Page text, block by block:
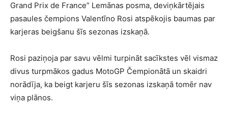
Grand Prix de France” Lemānas posma, deviņkārtējais
pasaules čempions Valentīno Rosi atspēkojis baumas par
karjeras beigšanu šīs sezonas izskaņā.
Rosi paziņoja par savu vēlmi turpināt sacīkstes vēl vismaz
divus turpmākos gadus MotoGP Čempionātā un skaidri
norādīja, ka beigt karjeru šīs sezonas izskaņā tomēr nav
viņa plānos.